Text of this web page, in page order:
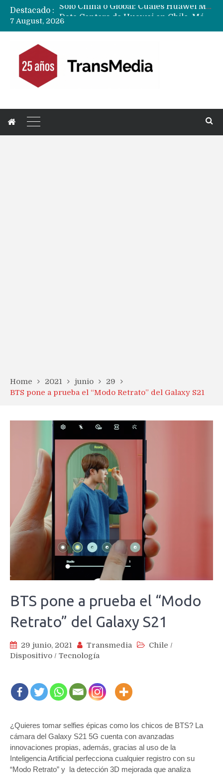
Destacado :
Data Centers de Huawei en Chile, México, Brasil,Perú y Argentina podrían verse afectados por arremetida de EE.UU
7 August, 2026
Home 2021 junio
29
BTS pone a prueba el “Modo Retrato” del Galaxy S21
BTS pone a prueba el “Modo
Retrato” del Galaxy S21
29 junio, 2021 Transmedia Chile /
Dispositivo / Tecnología
¿Quieres tomar selfies épicas como los chicos de BTS? La
cámara del Galaxy S21 5G cuenta con avanzadas
innovaciones propias, además, gracias al uso de la
Inteligencia Artificial perfecciona cualquier registro con su
“Modo Retrato” y la detección 3D mejorada que analiza